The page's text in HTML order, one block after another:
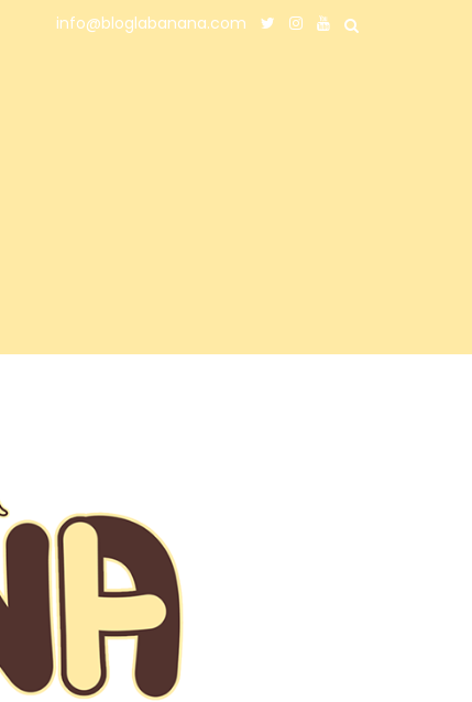
info@bloglabanana.com